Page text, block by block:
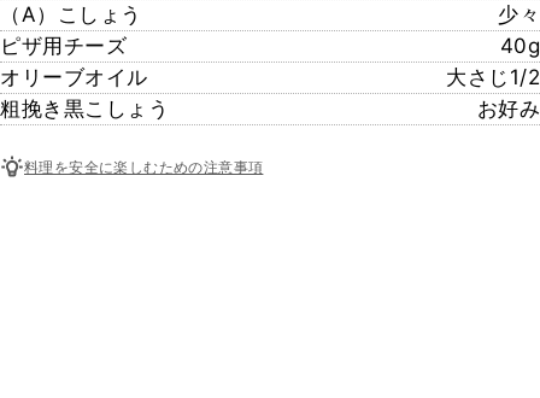
（A）こしょう
少々
ピザ用チーズ
40g
オリーブオイル
大さじ1/2
粗挽き黒こしょう
お好み
料理を安全に楽しむための注意事項